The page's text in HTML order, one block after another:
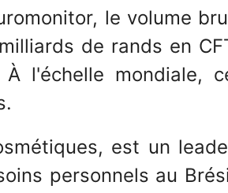
le volume
de rands en
l'échelle mondiale,
est un
personnels au